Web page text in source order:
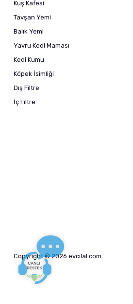
Kuş Kafesi
Tavşan Yemi
Balık Yemi
Yavru Kedi Maması
Kedi Kumu
Köpek İsimliği
Dış Filtre
İç Filtre
Copyright © 2026 evcilal.com